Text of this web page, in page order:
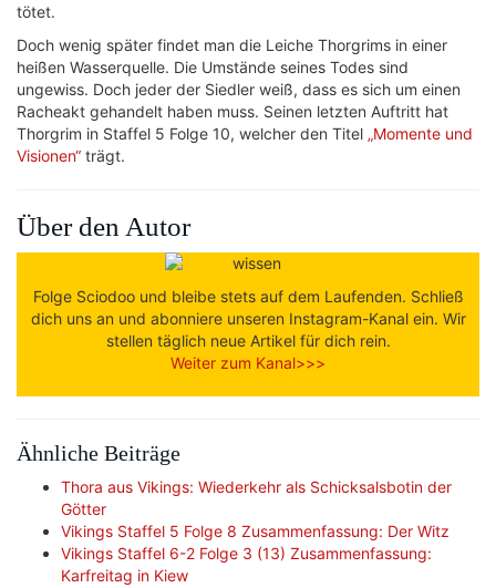
tötet.
Doch wenig später findet man die Leiche Thorgrims in einer
heißen Wasserquelle. Die Umstände seines Todes sind
ungewiss. Doch jeder der Siedler weiß, dass es sich um einen
Racheakt gehandelt haben muss. Seinen letzten Auftritt hat
Thorgrim in Staffel 5 Folge 10, welcher den Titel „Momente und
Visionen“ trägt.
Über den Autor
Folge Sciodoo und bleibe stets auf dem Laufenden. Schließ
dich uns an und abonniere unseren Instagram-Kanal ein. Wir
stellen täglich neue Artikel für dich rein.
Weiter zum Kanal>>>
Ähnliche Beiträge
Thora aus Vikings: Wiederkehr als Schicksalsbotin der
Götter
Vikings Staffel 5 Folge 8 Zusammenfassung: Der Witz
Vikings Staffel 6-2 Folge 3 (13) Zusammenfassung:
Karfreitag in Kiew